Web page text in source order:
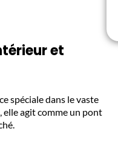
et
spéciale dans le vaste
elle agit comme un pont